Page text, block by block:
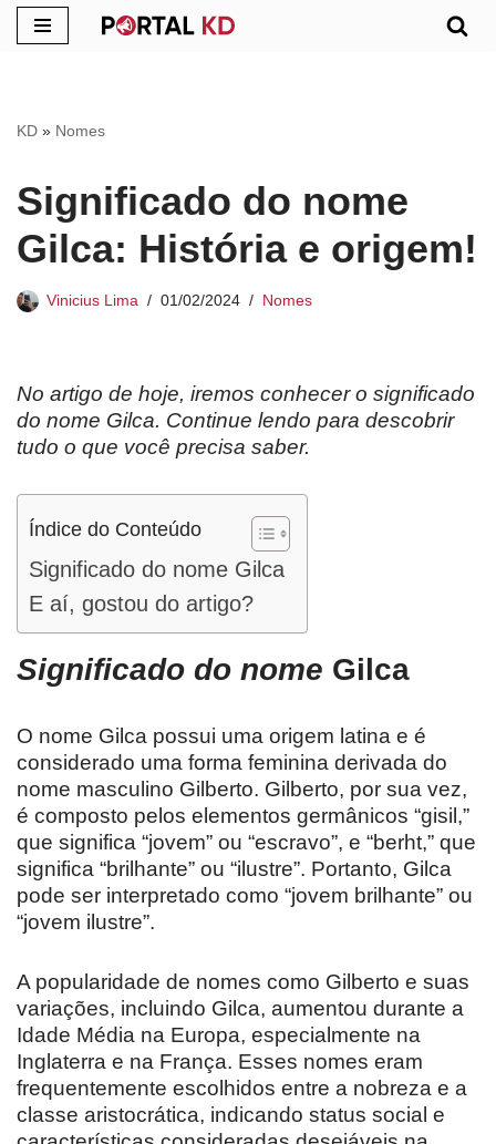
conteúdo
KD » Nomes
Significado do nome
Gilca: História e origem!
Vinicius Lima 01/02/2024 Nomes
No artigo de hoje, iremos conhecer o significado
do nome Gilca. Continue lendo para descobrir
tudo o que você precisa saber.
Índice do Conteúdo
Significado do nome Gilca
E aí, gostou do artigo?
Significado do nome Gilca
O nome Gilca possui uma origem latina e é
considerado uma forma feminina derivada do
nome masculino Gilberto. Gilberto, por sua vez,
é composto pelos elementos germânicos “gisil,”
que significa “jovem” ou “escravo”, e “berht,” que
significa “brilhante” ou “ilustre”. Portanto, Gilca
pode ser interpretado como “jovem brilhante” ou
“jovem ilustre”.
A popularidade de nomes como Gilberto e suas
variações, incluindo Gilca, aumentou durante a
Idade Média na Europa, especialmente na
Inglaterra e na França. Esses nomes eram
frequentemente escolhidos entre a nobreza e a
classe aristocrática, indicando status social e